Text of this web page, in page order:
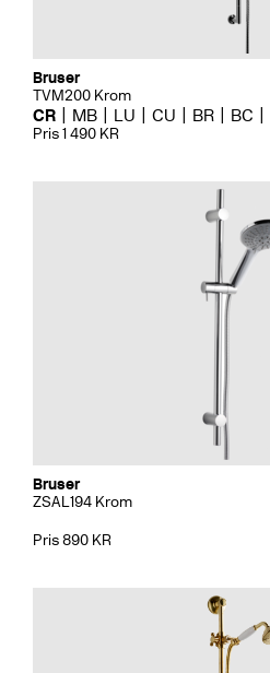
Bruser
TVM200 Krom
CR MB LU CU BR BC
Pris 1 490 KR
Bruser
ZSAL194 Krom
Pris 890 KR